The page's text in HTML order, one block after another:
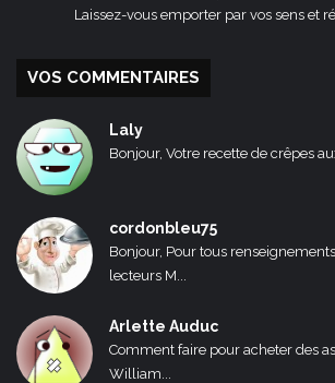
Laissez-vous emporter par vos sens et
VOS COMMENTAIRES
Laly
Bonjour, Votre recette de crêpes
cordonbleu75
Bonjour, Pour tous
lecteurs M...
Arlette Auduc
Comment faire pour acheter des
William...